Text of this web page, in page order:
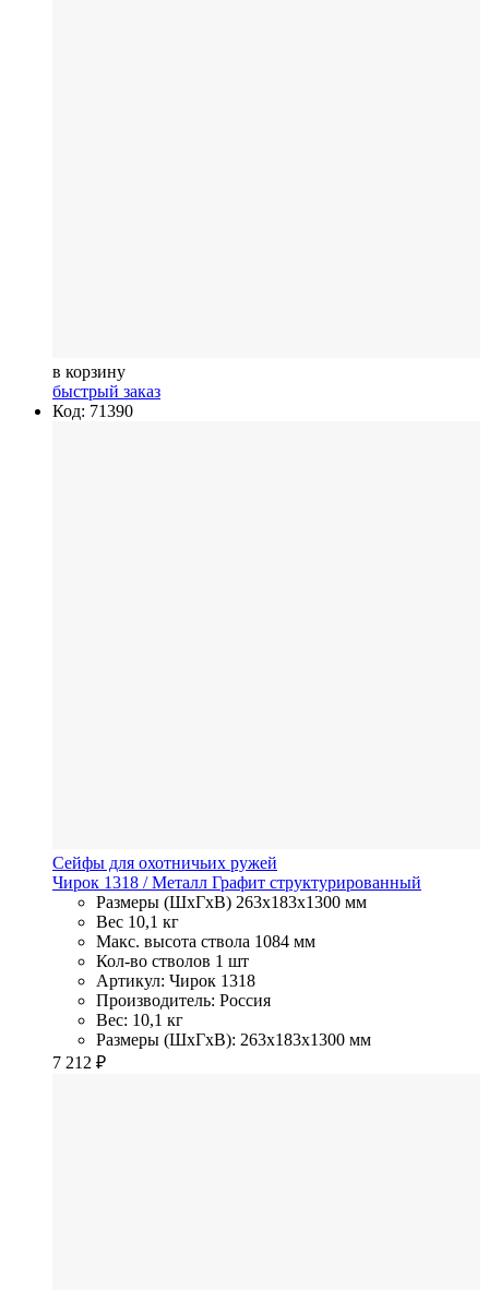
в корзину
быстрый заказ
Код: 71390
Сейфы для охотничьих ружей
Чирок 1318 / Металл Графит структурированный
Размеры (ШхГхВ) 263x183x1300 мм
Вес 10,1 кг
Макс. высота ствола 1084 мм
Кол-во стволов 1 шт
Артикул: Чирок 1318
Производитель: Россия
Вес: 10,1 кг
Размеры (ШхГхВ): 263x183x1300 мм
7 212 ₽